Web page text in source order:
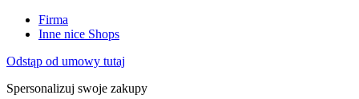
Firma
Inne nice Shops
Odstąp od umowy tutaj
Spersonalizuj swoje zakupy